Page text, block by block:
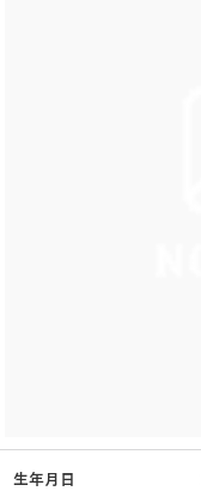
生年月日